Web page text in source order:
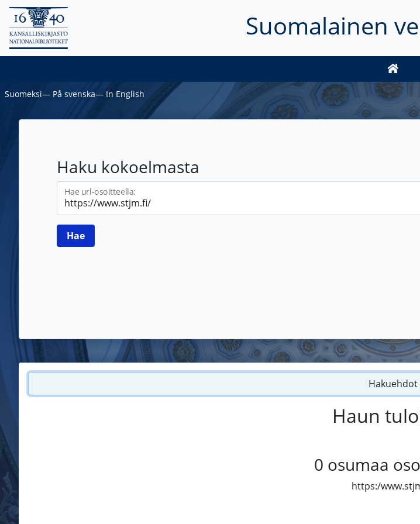
Suomalainen
Suomeksi― På svenska― In English
Haku kokoelmasta
Hae url-osoitteella:
Hakuehdot
Haun
0 osumaa
https:/